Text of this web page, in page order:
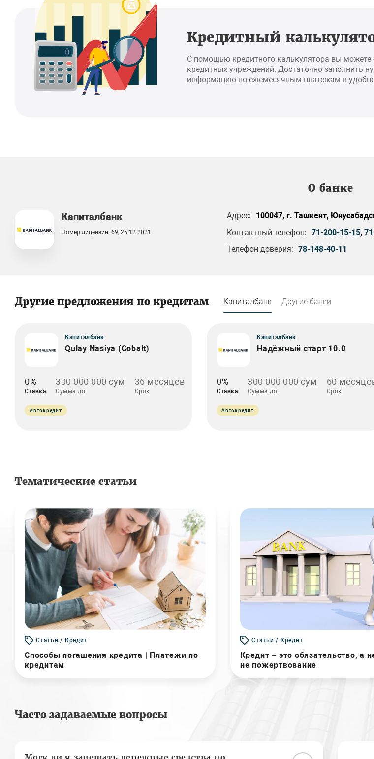
Кредитный
С помощью кредитного калькулятора вы можете
кредитных учреждений. Достаточно заполнить
информацию по ежемесячным платежам в
О банке
Капиталбанк
Номер лицензии: 69, 25.12.2021
Адрес:
100047, г. Ташкент,
Контактный телефон: 71-200-15-15,
Телефон доверия: 78-148-40-11
Другие предложения по кредитам Капиталбанк Другие банки
Капиталбанк
Qulay Nasiya (Cobalt)
0%
Ставка
300 000 000 сум
Сумма до
36 месяцев
Срок
Автокредит
Капиталбанк
Надёжный старт 10.0
0%
Ставка
300 000 000 сум
Сумма до
60
Срок
Автокредит
Тематические статьи
Статьи / Кредит
Способы погашения кредита | Платежи по
кредитам
Статьи / Кредит
Кредит – это обязательство, а
не пожертвование
Часто задаваемые вопросы